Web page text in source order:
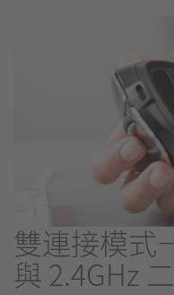
雙連接模
與 2.4GHz